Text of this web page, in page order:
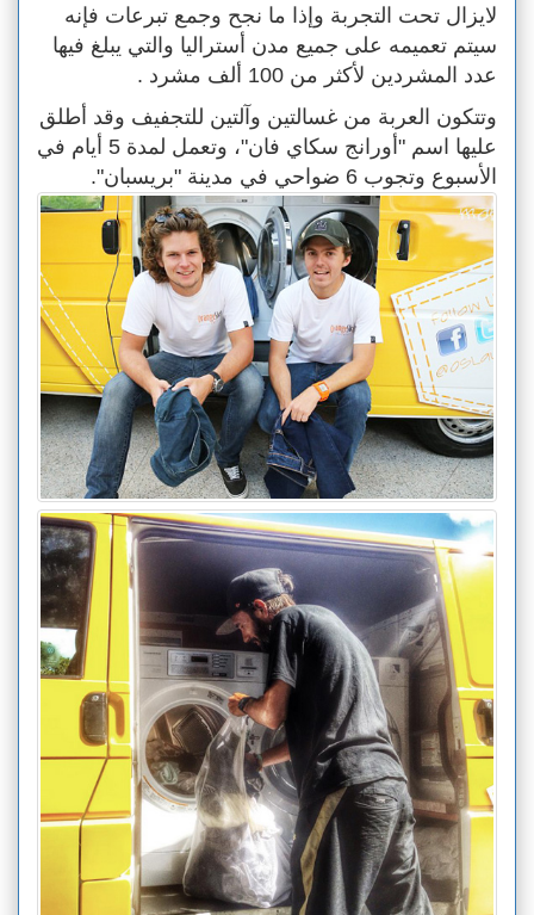
لايزال تحت التجربة وإذا ما نجح وجمع تبرعات فإنه
سيتم تعميمه على جميع مدن أستراليا والتي يبلغ فيها
عدد المشردين لأكثر من 100 ألف مشرد .
وتتكون العربة من غسالتين وآلتين للتجفيف وقد أطلق
عليها اسم "أورانج سكاي فان"، وتعمل لمدة 5 أيام في
الأسبوع وتجوب 6 ضواحي في مدينة "بريسبان".